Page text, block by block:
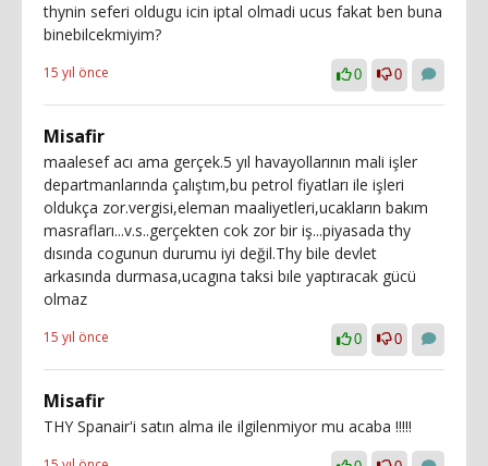
thynin seferi oldugu icin iptal olmadi ucus fakat ben buna
binebilcekmiyim?
15 yıl önce 0 0
Misafir
maalesef acı ama gerçek.5 yıl havayollarının mali işler
departmanlarında çalıştım,bu petrol fiyatları ile işleri
oldukça zor.vergisi,eleman maaliyetleri,ucakların bakım
masrafları...v.s..gerçekten cok zor bir iş...piyasada thy
dısında cogunun durumu iyi değil.Thy bile devlet
arkasında durmasa,ucagına taksi bıle yaptıracak gücü
olmaz
15 yıl önce 0 0
Misafir
THY Spanair'i satın alma ile ilgilenmiyor mu acaba !!!!!